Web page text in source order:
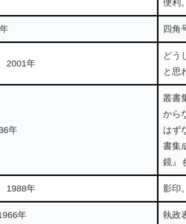
便利
四角
2001年
どう
と思
年
叢書
から
はず
書集
鏡』
1988年 影印
年 執政